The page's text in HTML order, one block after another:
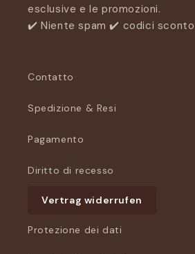
esclusive e le promozioni.
✔️ Niente spam ✔️ codici sconto
Contatto
Spedizione & Resi
Pagamento
Diritto di recesso
Vertrag widerrufen
Protezione dei dati